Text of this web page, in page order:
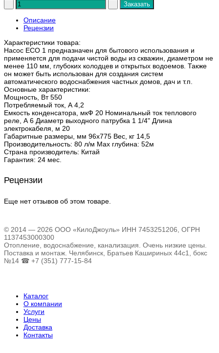
Описание
Рецензии
Характеристики товара:
Насос ЕСО 1 предназначен для бытового использования и
применяется для подачи чистой воды из скважин, диаметром не
менее 110 мм, глубоких колодцев и открытых водоемов. Также
он может быть использован для создания систем
автоматического водоснабжения частных домов, дач и т.п.
Основные характеристики:
Мощность, Вт 550
Потребляемый ток, А 4,2
Емкость конденсатора, мкФ 20 Номинальный ток теплового
реле, А 6 Диаметр выходного патрубка 1 1/4" Длина
электрокабеля, м 20
Габаритные размеры, мм 96х775 Вес, кг 14,5
Производительность: 80 л/м Max глубина: 52м
Страна производитель: Китай
Гарантия: 24 мес.
Рецензии
Еще нет отзывов об этом товаре.
© 2014 — 2026 ООО «КилоДжоуль» ИНН 7453251206, ОГРН
1137453000300
Отопление, водоснабжение, канализация. Очень низкие цены.
Поставка и монтаж. Челябинск, Братьев Кашириных 44с1, бокс
№14 ☎ +7 (351) 777-15-84
Каталог
О компании
Услуги
Цены
Доставка
Контакты